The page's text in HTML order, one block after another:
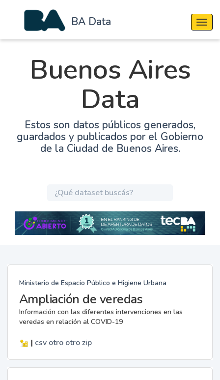
BA Data
Buenos Aires
Data
Estos son datos públicos generados,
guardados y publicados por el Gobierno
de la Ciudad de Buenos Aires.
Ministerio de Espacio Público e Higiene Urbana
Ampliación de veredas
Información con las diferentes intervenciones en las
veredas en relación al COVID-19
| csv otro otro zip